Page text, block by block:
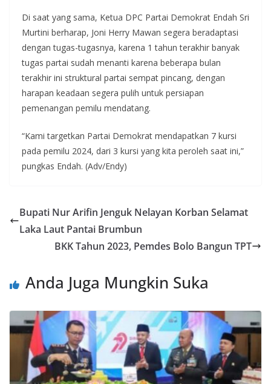
Di saat yang sama, Ketua DPC Partai Demokrat Endah Sri
Murtini berharap, Joni Herry Mawan segera beradaptasi
dengan tugas-tugasnya, karena 1 tahun terakhir banyak
tugas partai sudah menanti karena beberapa bulan
terakhir ini struktural partai sempat pincang, dengan
harapan keadaan segera pulih untuk persiapan
pemenangan pemilu mendatang.
“Kami targetkan Partai Demokrat mendapatkan 7 kursi
pada pemilu 2024, dari 3 kursi yang kita peroleh saat ini,”
pungkas Endah. (Adv/Endy)
Bupati Nur Arifin Jenguk Nelayan Korban Selamat
Laka Laut Pantai Brumbun
BKK Tahun 2023, Pemdes Bolo Bangun TPT
Anda Juga Mungkin Suka